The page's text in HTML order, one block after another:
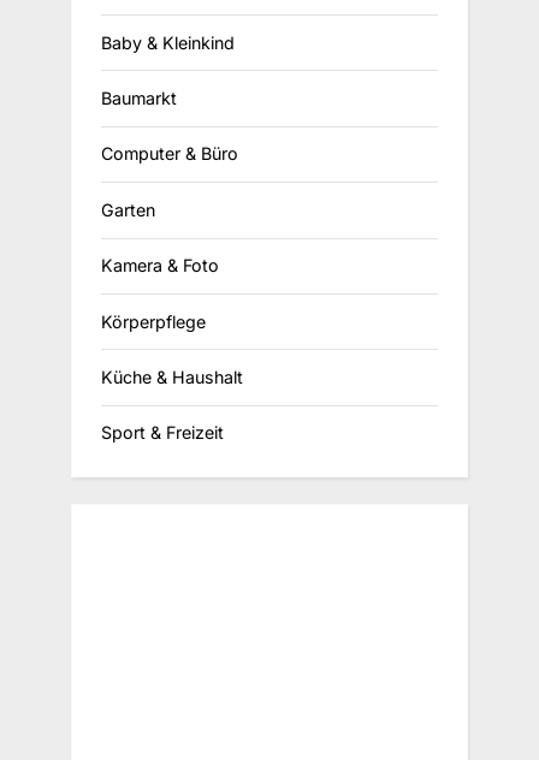
Baby & Kleinkind
Baumarkt
Computer & Büro
Garten
Kamera & Foto
Körperpflege
Küche & Haushalt
Sport & Freizeit